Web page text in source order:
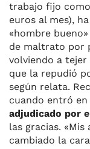
trabajo fijo
euros al mes),
«hombre
de maltrato por
volviendo a tejer
que la repudió
según relata.
cuando entró en
adjudicado por
las gracias. «Mis
cambiado la